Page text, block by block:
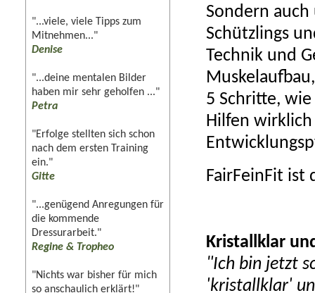
"...viele, viele Tipps zum
Mitnehmen..."
Denise
"...deine mentalen Bilder
haben mir sehr geholfen ..."
Petra
"Erfolge stellten sich schon
nach dem ersten Training
ein."
Gitte
"...genügend Anregungen für
die kommende
Dressurarbeit."
Regine & Tropheo
"Nichts war bisher für mich
so anschaulich erklärt!"
Sondern
Schützlings
Technik und
5 Schritte, wie
Hilfen
FairFeinFit ist
Kristallklar
"Ich bin jetzt
'kristallklar'